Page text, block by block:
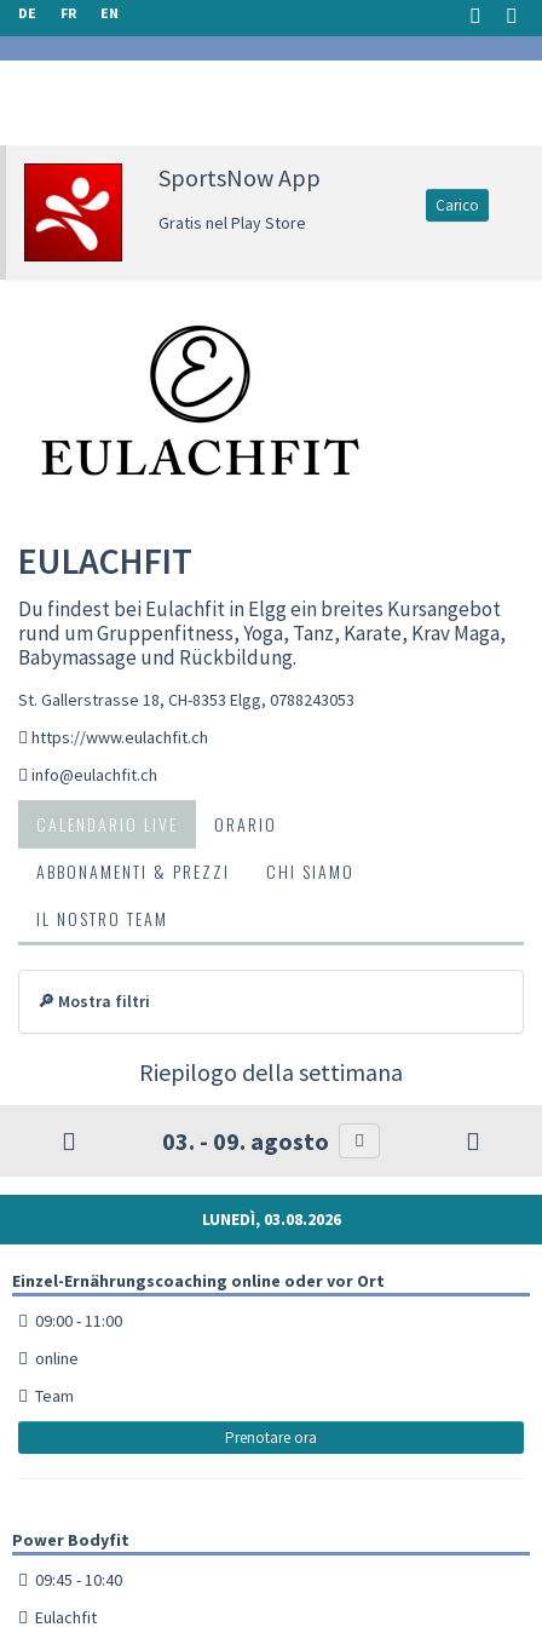
DE FR EN
SportsNow App
Gratis nel Play Store
Carico
EULACHFIT
Du findest bei Eulachfit in Elgg ein breites Kursangebot
rund um Gruppenfitness, Yoga, Tanz, Karate, Krav Maga,
Babymassage und Rückbildung.
St. Gallerstrasse 18, CH-8353 Elgg, 0788243053
https://www.eulachfit.ch
info@eulachfit.ch
CALENDARIO LIVE
ORARIO
ABBONAMENTI & PREZZI
CHI SIAMO
IL NOSTRO TEAM
🔎 Mostra filtri
Riepilogo della settimana
03. - 09. agosto
LUNEDÌ, 03.08.2026
Einzel-Ernährungscoaching online oder vor Ort
09:00 - 11:00
online
Team
Prenotare ora
Power Bodyfit
09:45 - 10:40
Eulachfit